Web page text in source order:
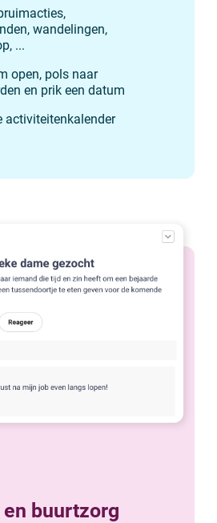
wandelingen,
...
open, pols naar
en prik een datum
activiteitenkalender
buurtzorg